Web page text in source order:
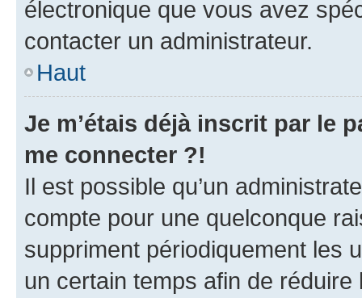
électronique que vous avez
contacter un administrateur.
Haut
Je m’étais déjà inscrit par le
me connecter ?!
Il est possible qu’un
compte pour une quelconque
suppriment périodiquement les
un certain temps afin de